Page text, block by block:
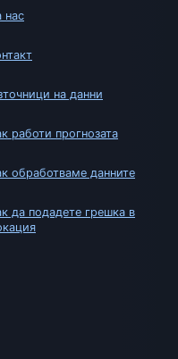
нас
на данни
работи прогнозата
обработваме данните
да подадете грешка в